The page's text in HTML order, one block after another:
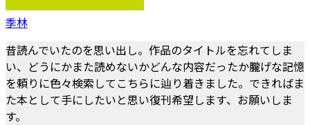
季林
昔読んでいたのを思い出し。作品のタイトルを忘れてしま
い、どうにかまた読めないかどんな内容だったか朧げな記憶
を頼りに色々検索してこちらに辿り着きました。できればま
た本として手にしたいと思い復刊希望します、お願いしま
す。